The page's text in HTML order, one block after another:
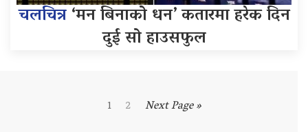
चलचित्र‘मन बिनाको धन’ कतारमा हरेक दिन
दुई सो हाउसफुल
1 2 Next Page »